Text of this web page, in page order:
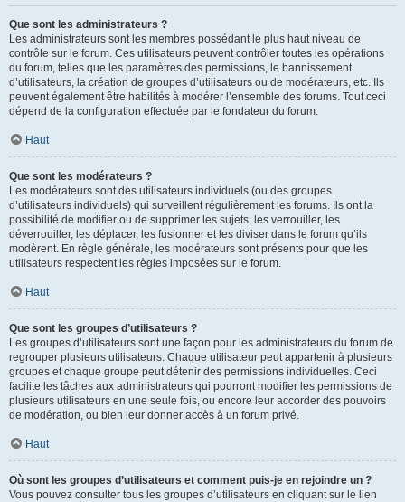
Que sont les administrateurs ?
Les administrateurs sont les membres possédant le plus haut niveau de
contrôle sur le forum. Ces utilisateurs peuvent contrôler toutes les opérations
du forum, telles que les paramètres des permissions, le bannissement
d’utilisateurs, la création de groupes d’utilisateurs ou de modérateurs, etc. Ils
peuvent également être habilités à modérer l’ensemble des forums. Tout ceci
dépend de la configuration effectuée par le fondateur du forum.
Haut
Que sont les modérateurs ?
Les modérateurs sont des utilisateurs individuels (ou des groupes
d’utilisateurs individuels) qui surveillent régulièrement les forums. Ils ont la
possibilité de modifier ou de supprimer les sujets, les verrouiller, les
déverrouiller, les déplacer, les fusionner et les diviser dans le forum qu’ils
modèrent. En règle générale, les modérateurs sont présents pour que les
utilisateurs respectent les règles imposées sur le forum.
Haut
Que sont les groupes d’utilisateurs ?
Les groupes d’utilisateurs sont une façon pour les administrateurs du forum de
regrouper plusieurs utilisateurs. Chaque utilisateur peut appartenir à plusieurs
groupes et chaque groupe peut détenir des permissions individuelles. Ceci
facilite les tâches aux administrateurs qui pourront modifier les permissions de
plusieurs utilisateurs en une seule fois, ou encore leur accorder des pouvoirs
de modération, ou bien leur donner accès à un forum privé.
Haut
Où sont les groupes d’utilisateurs et comment puis-je en rejoindre un ?
Vous pouvez consulter tous les groupes d’utilisateurs en cliquant sur le lien